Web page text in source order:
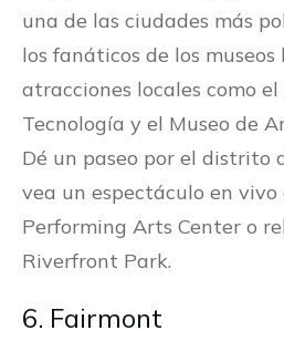
una de las ciudades más
los fanáticos de los
atracciones locales como
Tecnología y el Museo de
Dé un paseo por el distrito
vea un espectáculo en
Performing Arts Center o
Riverfront Park.
6. Fairmont